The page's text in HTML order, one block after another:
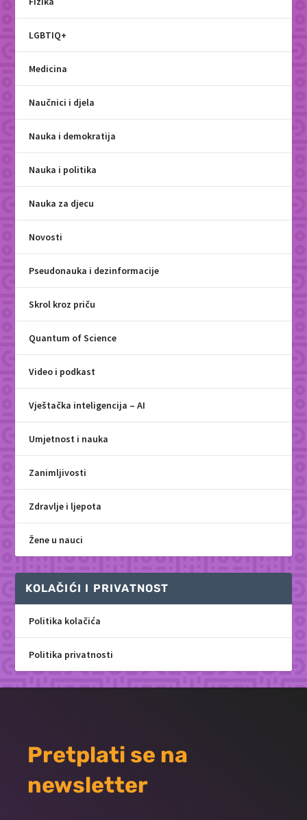
LGBTIQ+
Medicina
Naučnici i djela
Nauka i demokratija
Nauka i politika
Nauka za djecu
Novosti
Pseudonauka i dezinformacije
Skrol kroz priču
Quantum of Science
Video i podkast
Vještačka inteligencija – AI
Umjetnost i nauka
Zanimljivosti
Zdravlje i ljepota
Žene u nauci
KOLAČIĆI I PRIVATNOST
Politika kolačića
Politika privatnosti
Pretplati se na
newsletter